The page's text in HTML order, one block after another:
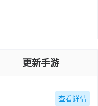
更新手游
查看详情